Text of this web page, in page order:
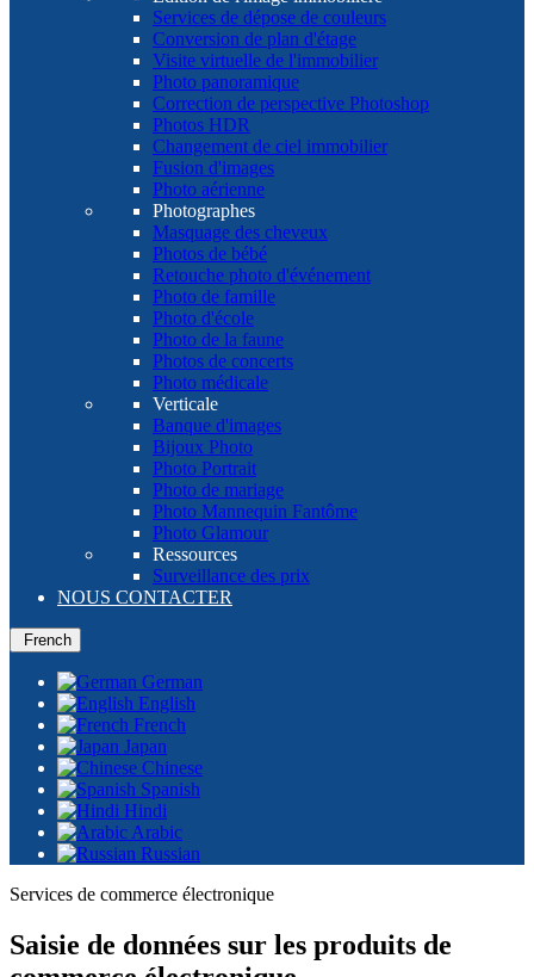
Services de dépose de couleurs
Conversion de plan d'étage
Visite virtuelle de l'immobilier
Photo panoramique
Correction de perspective Photoshop
Photos HDR
Changement de ciel immobilier
Fusion d'images
Photo aérienne
Photographes
Masquage des cheveux
Photos de bébé
Retouche photo d'événement
Photo de famille
Photo d'école
Photo de la faune
Photos de concerts
Photo médicale
Verticale
Banque d'images
Bijoux Photo
Photo Portrait
Photo de mariage
Photo Mannequin Fantôme
Photo Glamour
Ressources
Surveillance des prix
NOUS CONTACTER
French
German
English
French
Japan
Chinese
Spanish
Hindi
Arabic
Russian
Services de commerce électronique
Saisie de données sur les produits de